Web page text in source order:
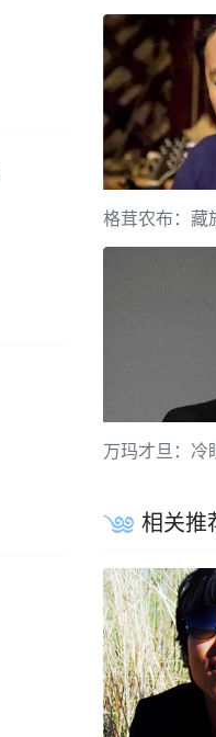
格茸农布：藏
万玛才旦：冷
相关推